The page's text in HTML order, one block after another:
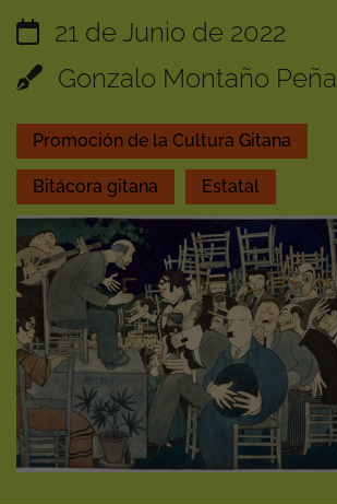
21 de Junio de 2022
Gonzalo Montaño Peña
Promoción de la Cultura Gitana
Bitácora gitana Estatal